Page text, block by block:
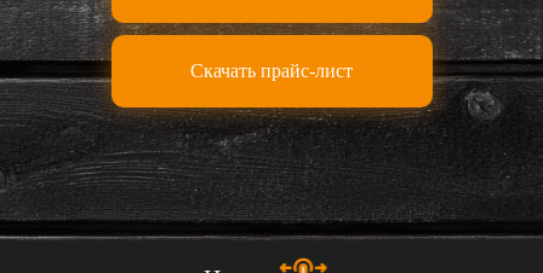
Скачать прайс-лист